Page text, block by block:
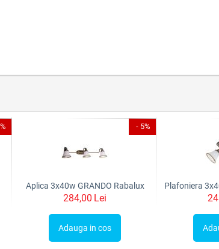
- 5%
Aplica 3x40w GRANDO Rabalux
284,00 Lei
Adauga in cos